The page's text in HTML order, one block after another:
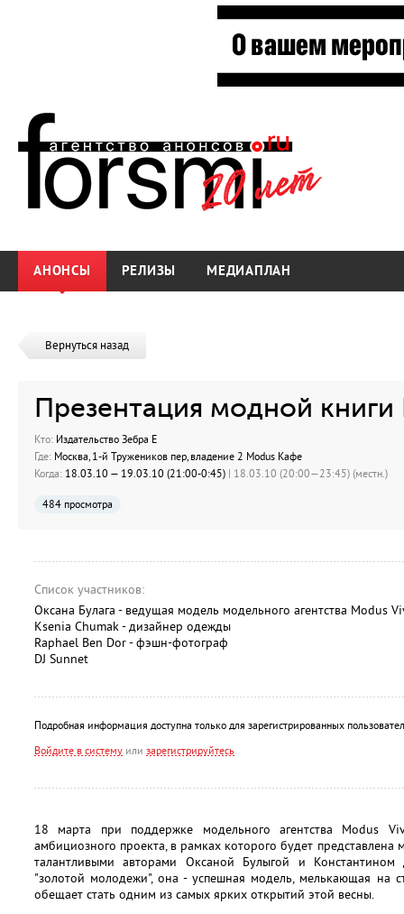
АНОНСЫ РЕЛИЗЫ МЕДИАПЛАН
Вернуться назад
Презентация модной книги
Кто: Издательство Зебра Е
Где: Москва, 1-й Тружеников пер, владение 2 Modus Кафе
Когда: 18.03.10 — 19.03.10 (21:00-0:45) | 18.03.10 (20:00—23:45) (местн.)
484 просмотра
Список участников:
Оксана Булага - ведущая модель модельного агентства Modus
Ksenia Chumak - дизайнер одежды
Raphael Ben Dor - фэшн-фотограф
DJ Sunnet
Подробная информация доступна только для зарегистрированных
Войдите в систему или зарегистрируйтесь
18 марта при поддержке модельного агентства Modus
амбициозного проекта, в рамках которого будет
талантливыми авторами Оксаной Булыгой и
"золотой молодежи", она - успешная модель, мелькающая на
обещает стать одним из самых ярких открытий этой весны.